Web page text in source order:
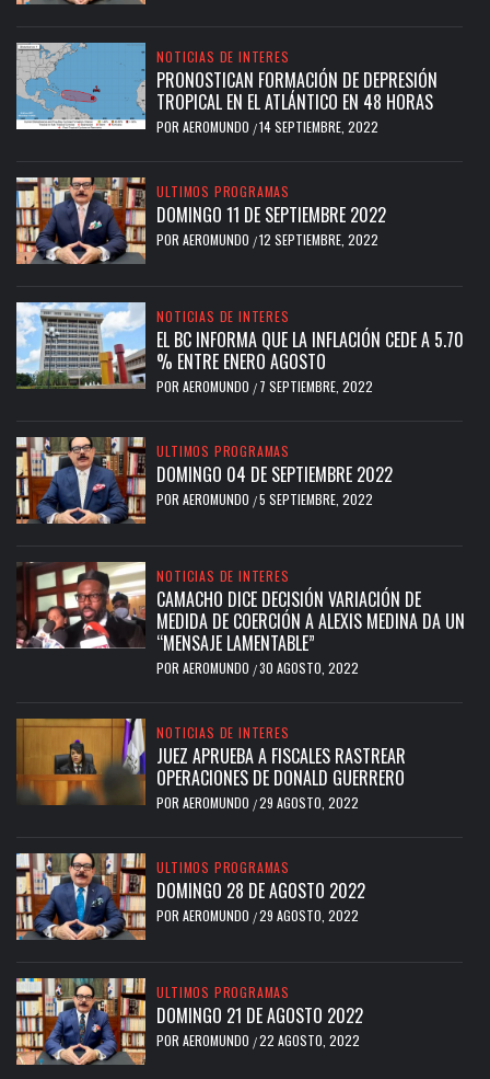
NOTICIAS DE INTERES
PRONOSTICAN FORMACIÓN DE DEPRESIÓN
TROPICAL EN EL ATLÁNTICO EN 48 HORAS
POR AEROMUNDO /14 SEPTIEMBRE, 2022
ULTIMOS PROGRAMAS
DOMINGO 11 DE SEPTIEMBRE 2022
POR AEROMUNDO /12 SEPTIEMBRE, 2022
NOTICIAS DE INTERES
EL BC INFORMA QUE LA INFLACIÓN CEDE A 5.70
% ENTRE ENERO AGOSTO
POR AEROMUNDO / 7 SEPTIEMBRE, 2022
ULTIMOS PROGRAMAS
DOMINGO 04 DE SEPTIEMBRE 2022
POR AEROMUNDO /5 SEPTIEMBRE, 2022
NOTICIAS DE INTERES
CAMACHO DICE DECISIÓN VARIACIÓN DE
MEDIDA DE COERCIÓN A ALEXIS MEDINA DA UN
“MENSAJE LAMENTABLE”
POR AEROMUNDO /30 AGOSTO, 2022
NOTICIAS DE INTERES
JUEZ APRUEBA A FISCALES RASTREAR
OPERACIONES DE DONALD GUERRERO
POR AEROMUNDO /29 AGOSTO, 2022
ULTIMOS PROGRAMAS
DOMINGO 28 DE AGOSTO 2022
POR AEROMUNDO /29 AGOSTO, 2022
ULTIMOS PROGRAMAS
DOMINGO 21 DE AGOSTO 2022
POR AEROMUNDO /22 AGOSTO, 2022